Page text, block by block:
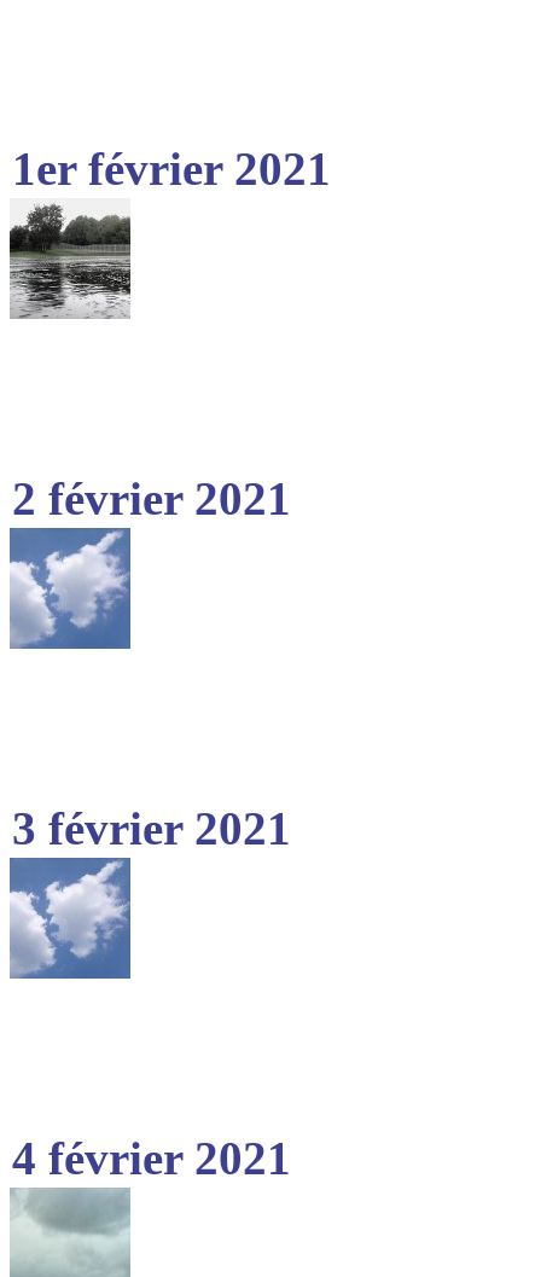
1er février 2021
2 février 2021
3 février 2021
4 février 2021